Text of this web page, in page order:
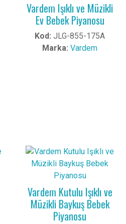
Vardem Işıklı ve Müzikli
Ev Bebek Piyanosu
Kod: JLG-855-175A
Marka: Vardem
Vardem Kutulu Işıklı ve
Müzikli Baykuş Bebek
Piyanosu